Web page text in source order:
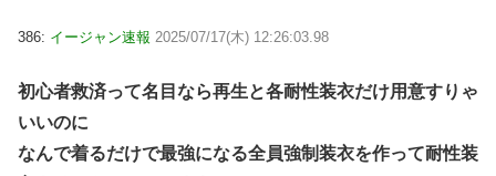
386: イージャン速報 2025/07/17(木) 12:26:03.98
初心者救済って名目なら再生と各耐性装衣だけ用意すりゃ
いいのに
なんで着るだけで最強になる全員強制装衣を作って耐性装